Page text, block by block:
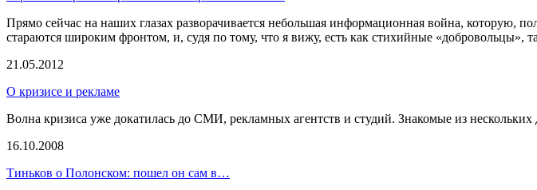
Прямо сейчас на наших глазах разворачивается небольшая информационная война, которую,
стараются широким фронтом, и, судя по тому, что я вижу, есть как стихийные «добровольцы»,
21.05.2012
О кризисе и рекламе
Волна кризиса уже докатилась до СМИ, рекламных агентств и студий. Знакомые из
16.10.2008
Тиньков о Полонском: пошел он сам в…